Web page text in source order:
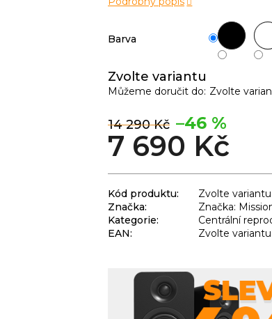
Zvolte variantu
Můžeme doručit do: Zvolte
14 290 Kč –46 %
7 690 Kč
Barva
Kód produktu:
Zvolte variantu
Značka:
Značka:
Kategorie:
Centrální
EAN: Zvolte variantu